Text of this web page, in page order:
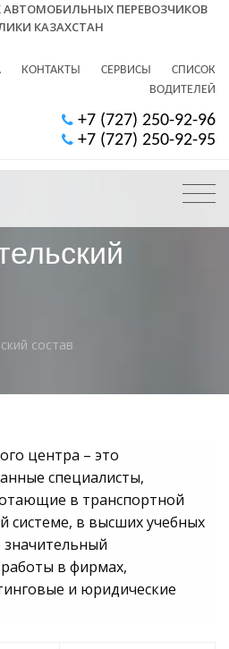
ПЕРЕВОЗЧИКОВ
КАЗАХСТАН
КОНТАКТЫ СЕРВИСЫ
СПИСОК
ВОДИТЕЛЕЙ
+7 (727) 250-92-96
+7 (727) 250-92-95
состав
центра – это
специалисты,
в транспортной
системе, в высших учебных
в фирмах,
и юридические